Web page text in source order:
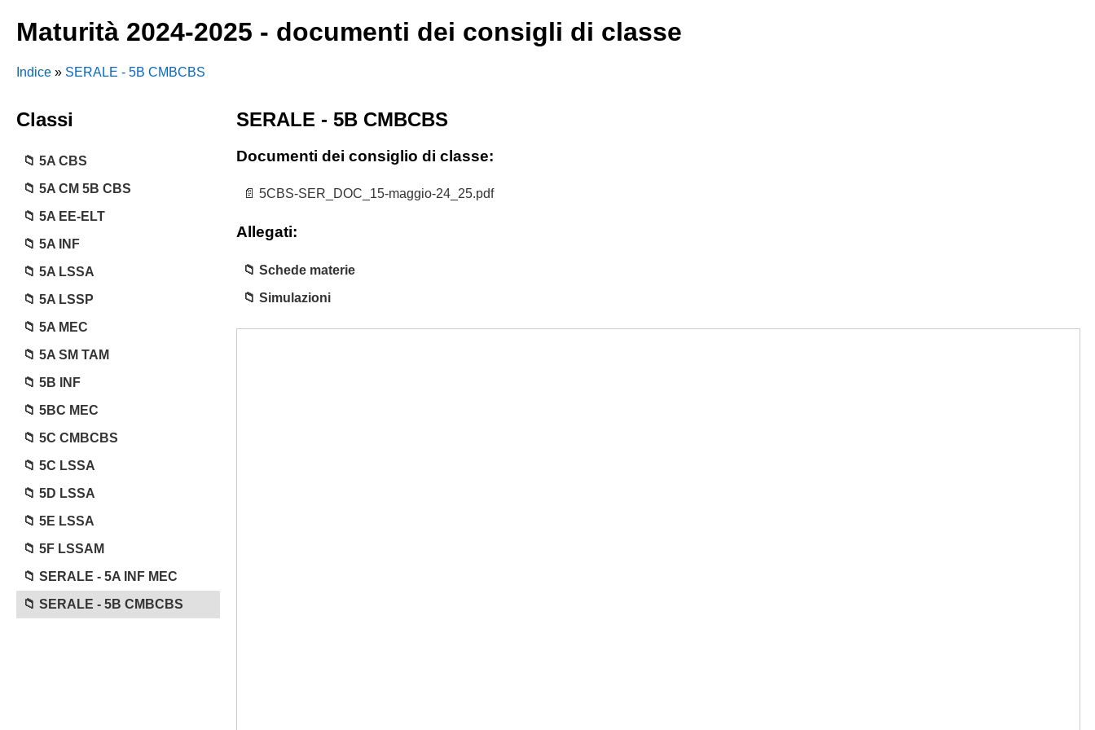
Maturità 2024-2025 - documenti dei consigli di classe
Indice » SERALE - 5B CMBCBS
Classi
5A CBS
5A CM 5B CBS
5A EE-ELT
5A INF
5A LSSA
5A LSSP
5A MEC
5A SM TAM
5B INF
5BC MEC
5C CMBCBS
5C LSSA
5D LSSA
5E LSSA
5F LSSAM
SERALE - 5A INF MEC
SERALE - 5B CMBCBS
SERALE - 5B CMBCBS
Documenti dei consiglio di classe:
5CBS-SER_DOC_15-maggio-24_25.pdf
Allegati:
Schede materie
Simulazioni